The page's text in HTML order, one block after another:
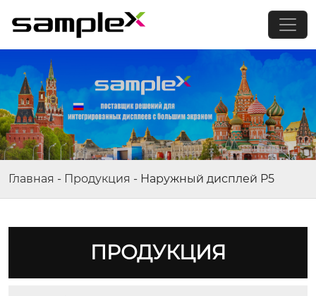
Главная - Продукция - Наружный дисплей P5
ПРОДУКЦИЯ